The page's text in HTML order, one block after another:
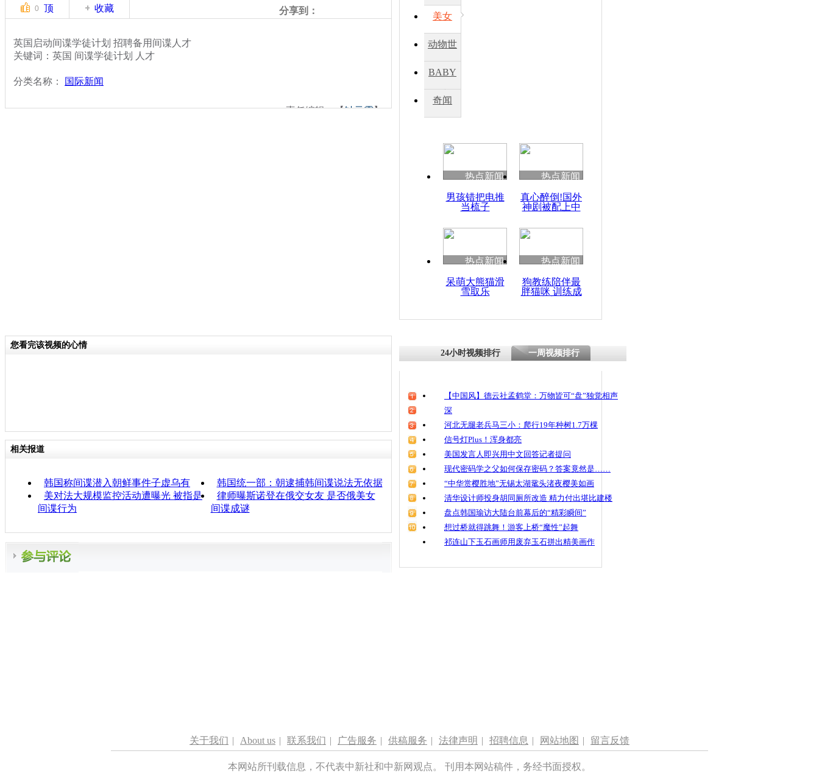
0 顶 收藏 分享到：
英国启动间谍学徒计划 招聘备用间谍人才
关键词：英国 间谍学徒计划 人才
分类名称： 国际新闻
责任编辑：【钟元霞】
美女
动物世
BABY
秀
奇闻
热点新闻
男孩错把电推
当梳子
热点新闻
真心醉倒!国外
神剧被配上中
热点新闻
呆萌大熊猫滑
雪取乐
热点新闻
狗教练陪伴最
胖猫咪 训练成
您看完该视频的心情
相关报道
韩国称间谍潜入朝鲜事件子虚乌有
韩国统一部：朝逮捕韩间谍说法无依据
美对法大规模监控活动遭曝光 被指是
间谍行为
律师曝斯诺登在俄交女友 是否俄美女
间谍成谜
24小时视频排行 一周视频排行
【中国风】德云社孟鹤堂：万物皆可“盘”独觉相声
深
河北无腿老兵马三小：爬行19年种树1.7万棵
信号灯Plus！浑身都亮
美国发言人即兴用中文回答记者提问
现代密码学之父如何保存密码？答案竟然是……
“中华赏樱胜地”无锡太湖鼋头渚夜樱美如画
清华设计师投身胡同厕所改造 精力付出堪比建楼
盘点韩国瑜访大陆台前幕后的“精彩瞬间”
想过桥就得跳舞！游客上桥“魔性”起舞
祁连山下玉石画师用废弃玉石拼出精美画作
关于我们 | About us | 联系我们 | 广告服务 | 供稿服务 | 法律声明 | 招聘信息 | 网站地图 | 留言反馈
本网站所刊载信息，不代表中新社和中新网观点。 刊用本网站稿件，务经书面授权。